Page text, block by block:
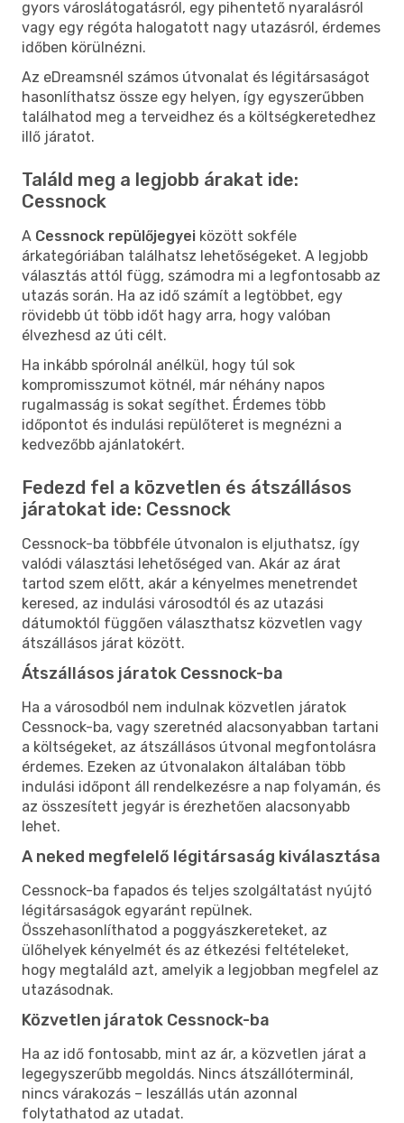
gyors városlátogatásról, egy pihentető nyaralásról
vagy egy régóta halogatott nagy utazásról, érdemes
időben körülnézni.
Az eDreamsnél számos útvonalat és légitársaságot
hasonlíthatsz össze egy helyen, így egyszerűbben
találhatod meg a terveidhez és a költségkeretedhez
illő járatot.
Találd meg a legjobb árakat ide:
Cessnock
A Cessnock repülőjegyei között sokféle
árkategóriában találhatsz lehetőségeket. A legjobb
választás attól függ, számodra mi a legfontosabb az
utazás során. Ha az idő számít a legtöbbet, egy
rövidebb út több időt hagy arra, hogy valóban
élvezhesd az úti célt.
Ha inkább spórolnál anélkül, hogy túl sok
kompromisszumot kötnél, már néhány napos
rugalmasság is sokat segíthet. Érdemes több
időpontot és indulási repülőteret is megnézni a
kedvezőbb ajánlatokért.
Fedezd fel a közvetlen és átszállásos
járatokat ide: Cessnock
Cessnock-ba többféle útvonalon is eljuthatsz, így
valódi választási lehetőséged van. Akár az árat
tartod szem előtt, akár a kényelmes menetrendet
keresed, az indulási városodtól és az utazási
dátumoktól függően választhatsz közvetlen vagy
átszállásos járat között.
Átszállásos járatok Cessnock-ba
Ha a városodból nem indulnak közvetlen járatok
Cessnock-ba, vagy szeretnéd alacsonyabban tartani
a költségeket, az átszállásos útvonal megfontolásra
érdemes. Ezeken az útvonalakon általában több
indulási időpont áll rendelkezésre a nap folyamán, és
az összesített jegyár is érezhetően alacsonyabb
lehet.
A neked megfelelő légitársaság kiválasztása
Cessnock-ba fapados és teljes szolgáltatást nyújtó
légitársaságok egyaránt repülnek.
Összehasonlíthatod a poggyászkereteket, az
ülőhelyek kényelmét és az étkezési feltételeket,
hogy megtaláld azt, amelyik a legjobban megfelel az
utazásodnak.
Közvetlen járatok Cessnock-ba
Ha az idő fontosabb, mint az ár, a közvetlen járat a
legegyszerűbb megoldás. Nincs átszállóterminál,
nincs várakozás – leszállás után azonnal
folytathatod az utadat.